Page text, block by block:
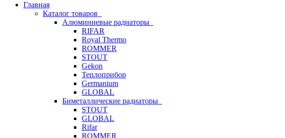
Главная
Каталог товаров
Алюминиевые радиаторы
RIFAR
Royal Thermo
ROMMER
STOUT
Gekon
Теплоприбор
Germanium
GLOBAL
Биметаллические радиаторы
STOUT
GLOBAL
Rifar
ROMMER